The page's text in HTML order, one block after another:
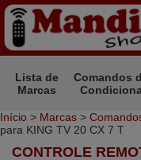
Lista de
Marcas
Comandos
Início > Marcas >
para KING TV 20 CX 7 T
CONTROLE